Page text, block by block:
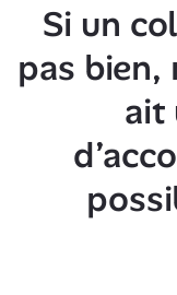
Si un
pas bien,
ait